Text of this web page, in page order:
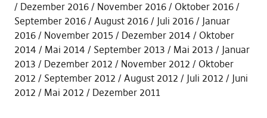
Dezember 2016
November 2016
Oktober 2016
September 2016
August 2016 Juli 2016
Januar
2016
November 2015 Dezember 2014
Oktober
2014
Mai 2014 September 2013 Mai 2013
Januar
2013
Dezember 2012 November 2012
Oktober
2012
September 2012 August 2012 Juli 2012
Juni
2012
Mai 2012 Dezember 2011